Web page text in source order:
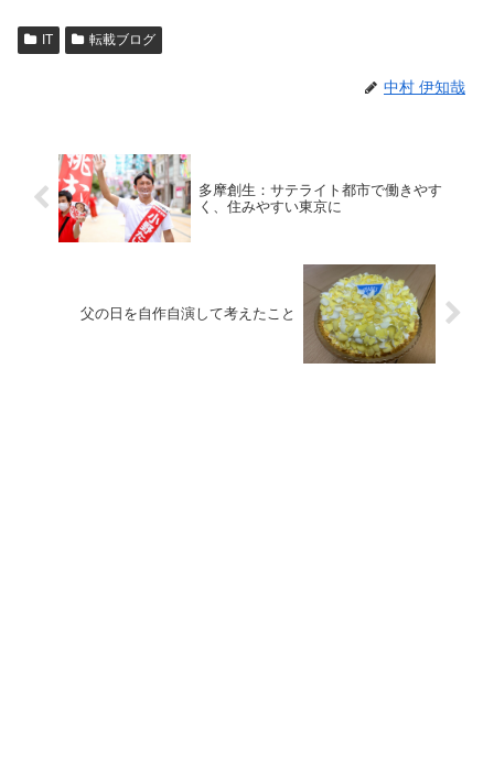
IT 転載ブログ
中村 伊知哉
多摩創生：サテライト都市で働きやす
く、住みやすい東京に
父の日を自作自演して考えたこと